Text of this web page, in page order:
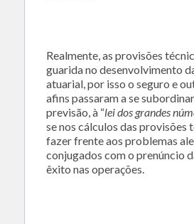
Realmente, as provisões
guarida no desenvolvimento
atuarial, por isso o seguro e
afins passaram a se
previsão, à “lei dos grandes
se nos cálculos das provisões
fazer frente aos problemas
conjugados com o prenúncio
êxito nas operações.